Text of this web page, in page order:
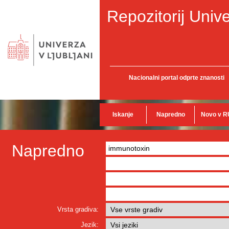
Repozitorij
Nacionalni portal odprte znanosti
Iskanje Napredno Novo v
Napredno
Vrsta gradiva:
Jezik: